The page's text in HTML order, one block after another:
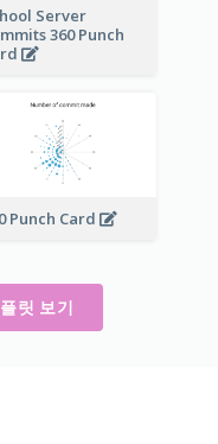
Server
360 Punch
Punch Card
릿 보기